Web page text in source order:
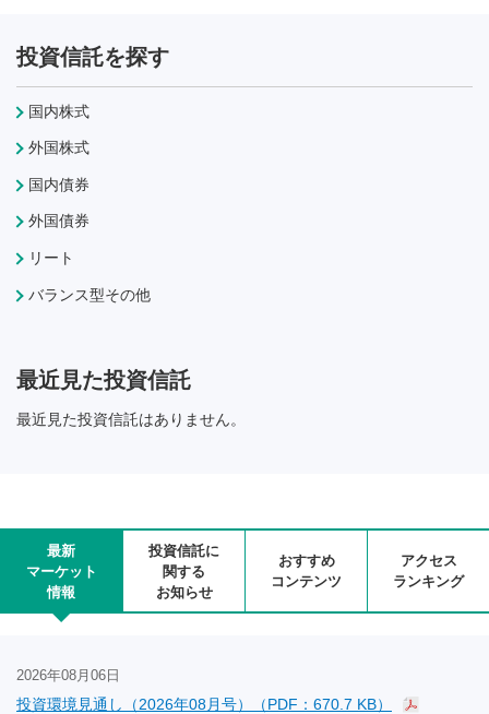
投資信託を探す
国内株式
外国株式
国内債券
外国債券
リート
バランス型その他
最近見た投資信託
最近見た投資信託はありません。
最新
マーケット
情報
投資信託に
関する
お知らせ
おすすめ
コンテンツ
アクセス
ランキング
2026年08月06日
投資環境見通し（2026年08月号）（PDF：670.7 KB）